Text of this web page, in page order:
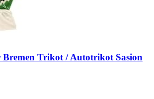
Bremen Trikot / Autotrikot Sasion